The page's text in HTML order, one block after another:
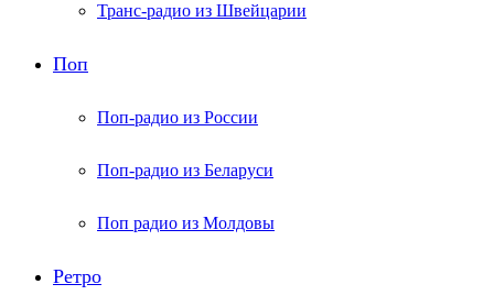
Транс-радио из Швейцарии
Поп
Поп-радио из России
Поп-радио из Беларуси
Поп радио из Молдовы
Ретро